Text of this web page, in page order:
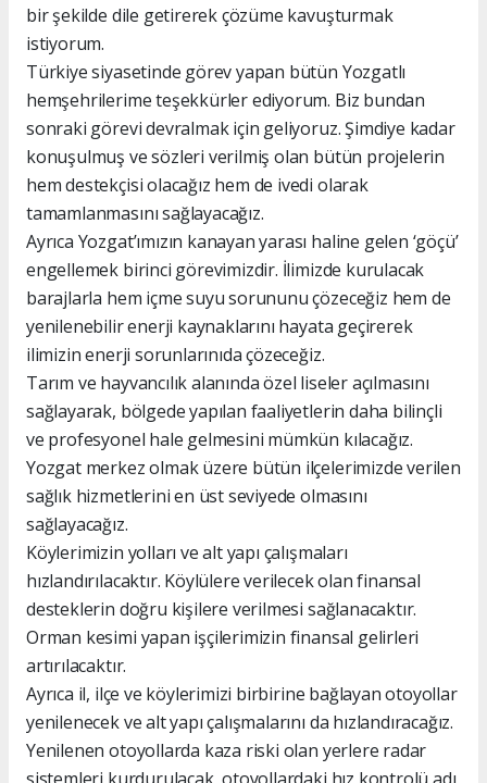
bir şekilde dile getirerek çözüme kavuşturmak
istiyorum.
Türkiye siyasetinde görev yapan bütün Yozgatlı
hemşehrilerime teşekkürler ediyorum. Biz bundan
sonraki görevi devralmak için geliyoruz. Şimdiye kadar
konuşulmuş ve sözleri verilmiş olan bütün projelerin
hem destekçisi olacağız hem de ivedi olarak
tamamlanmasını sağlayacağız.
Ayrıca Yozgat’ımızın kanayan yarası haline gelen ‘göçü’
engellemek birinci görevimizdir. İlimizde kurulacak
barajlarla hem içme suyu sorununu çözeceğiz hem de
yenilenebilir enerji kaynaklarını hayata geçirerek
ilimizin enerji sorunlarınıda çözeceğiz.
Tarım ve hayvancılık alanında özel liseler açılmasını
sağlayarak, bölgede yapılan faaliyetlerin daha bilinçli
ve profesyonel hale gelmesini mümkün kılacağız.
Yozgat merkez olmak üzere bütün ilçelerimizde verilen
sağlık hizmetlerini en üst seviyede olmasını
sağlayacağız.
Köylerimizin yolları ve alt yapı çalışmaları
hızlandırılacaktır. Köylülere verilecek olan finansal
desteklerin doğru kişilere verilmesi sağlanacaktır.
Orman kesimi yapan işçilerimizin finansal gelirleri
artırılacaktır.
Ayrıca il, ilçe ve köylerimizi birbirine bağlayan otoyollar
yenilenecek ve alt yapı çalışmalarını da hızlandıracağız.
Yenilenen otoyollarda kaza riski olan yerlere radar